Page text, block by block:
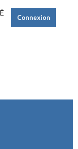
Connexion